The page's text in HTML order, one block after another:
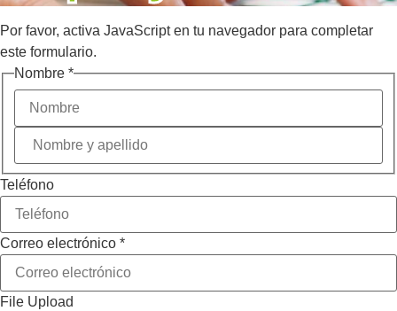
Por favor, activa JavaScript en tu navegador para completar
este formulario.
FirstNombre *
Teléfono
Correo electrónico *
File Upload